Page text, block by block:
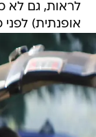
לראות, גם לא כ
אופנתית) לפני